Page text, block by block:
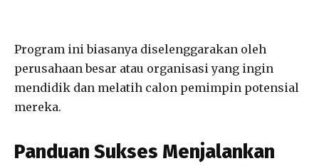
Program ini biasanya diselenggarakan oleh
perusahaan besar atau organisasi yang ingin
mendidik dan melatih calon pemimpin potensial
mereka.
Panduan Sukses Menjalankan